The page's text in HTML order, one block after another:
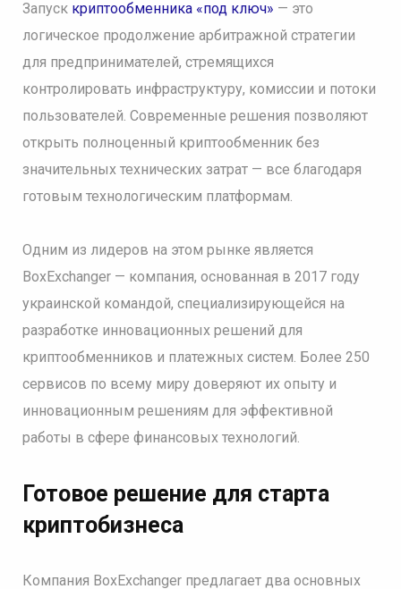
Запуск криптообменника «под ключ» — это
логическое продолжение арбитражной стратегии
для предпринимателей, стремящихся
контролировать инфраструктуру, комиссии и потоки
пользователей. Современные решения позволяют
открыть полноценный криптообменник без
значительных технических затрат — все благодаря
готовым технологическим платформам.
Одним из лидеров на этом рынке является
BoxExchanger — компания, основанная в 2017 году
украинской командой, специализирующейся на
разработке инновационных решений для
криптообменников и платежных систем. Более 250
сервисов по всему миру доверяют их опыту и
инновационным решениям для эффективной
работы в сфере финансовых технологий.
Готовое решение для старта
криптобизнеса
Компания BoxExchanger предлагает два основных